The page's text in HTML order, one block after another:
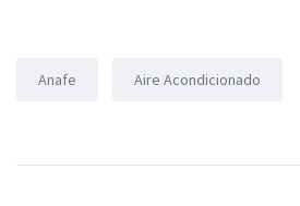
Anafe Aire Acondicionado